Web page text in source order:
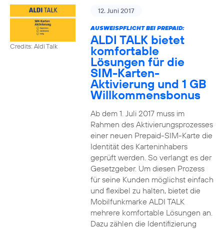
Credits: Aldi Talk
12. Juni 2017
AUSWEISPFLICHT BEI PREPAID:
ALDI TALK bietet
komfortable
Lösungen für die
SIM-Karten-
Aktivierung und 1 GB
Willkommensbonus
Ab dem 1. Juli 2017 muss im
Rahmen des Aktivierungsprozesses
einer neuen Prepaid-SIM-Karte die
Identität des Karteninhabers
geprüft werden. So verlangt es der
Gesetzgeber. Um diesen Prozess
für seine Kunden möglichst einfach
und flexibel zu halten, bietet die
Mobilfunkmarke ALDI TALK
mehrere komfortable Lösungen an.
Dazu zählen die Identifizierung